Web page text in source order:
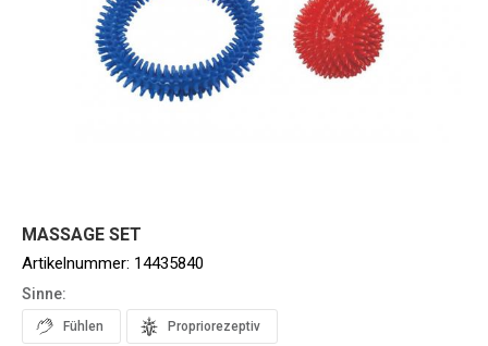
MASSAGE SET
Artikelnummer: 14435840
Sinne:
Fühlen Propriorezeptiv